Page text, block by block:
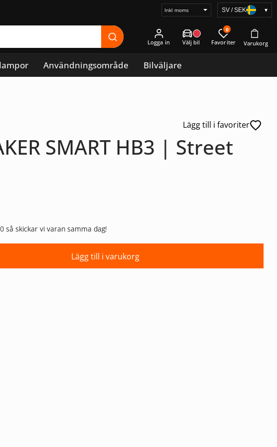
Välj
SV / SEK ▾
Logga in
0
Användningsområde Bilväljare
Lägg till i favoriter
SMART HB3 | Street
så skickar vi varan samma dag!
Lägg till i varukorg